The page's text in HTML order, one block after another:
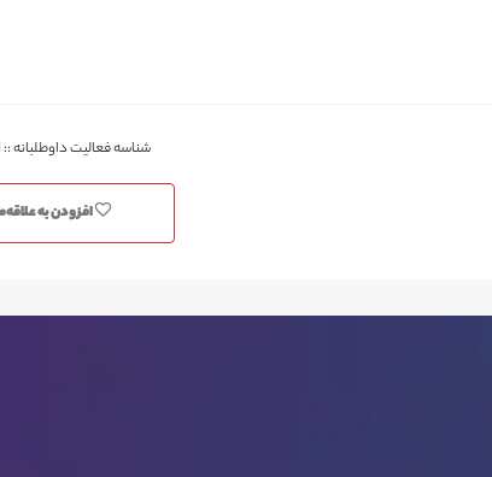
شناسه فعالیت داوطلبانه :: 6XXBDDXJ
افزودن به